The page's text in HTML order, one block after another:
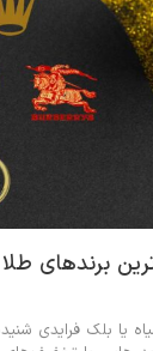
برندهای
بلک فرایدی